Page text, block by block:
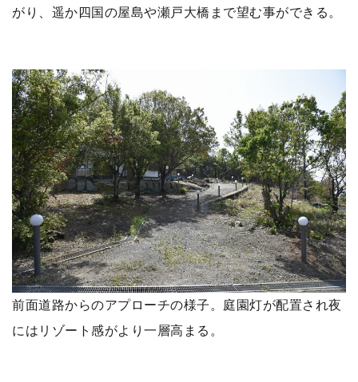
がり、遥か四国の屋島や瀬戸大橋まで望む事ができる。
前面道路からのアプローチの様子。庭園灯が配置され夜
にはリゾート感がより一層高まる。